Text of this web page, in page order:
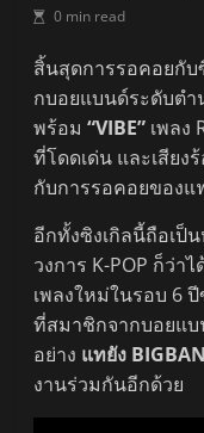
0 min read
สิ้นสุดการรอคอยกับ
กบอยแบนด์ระดับตำ
พร้อม“VIBE” เพลง
ที่โดดเด่น และเสียง
กับการรอคอยของ
อีกทั้งซิงเกิลนี้ถือเป็
วงการ K-POP ก็ว่า
เพลงใหม่ในรอบ 6
ที่สมาชิกจากบอยแบ
อย่าง แทยัง
งานร่วมกันอีกด้วย